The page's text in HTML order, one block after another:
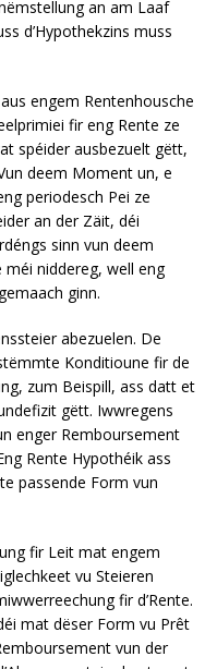
an am Laaf
d’Hypothekzins muss
engem Rentenhousche
fir eng Rente ze
spéider ausbezuelt gëtt,
deem Moment un, e
periodesch Pei ze
an der Zäit, déi
sinn vun deem
niddereg, well eng
ginn.
abezuelen. De
Konditioune fir de
zum Beispill, ass datt et
gëtt. Iwwregens
enger Remboursement
Rente Hypothéik ass
passende Form vun
fir Leit mat engem
vu Steieren
fir d’Rente.
mat dëser Form vu Prêt
vun der